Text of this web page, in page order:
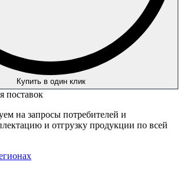
Купить в один клик
поставок
на запросы потребителей и
и отгрузку продукции по всей